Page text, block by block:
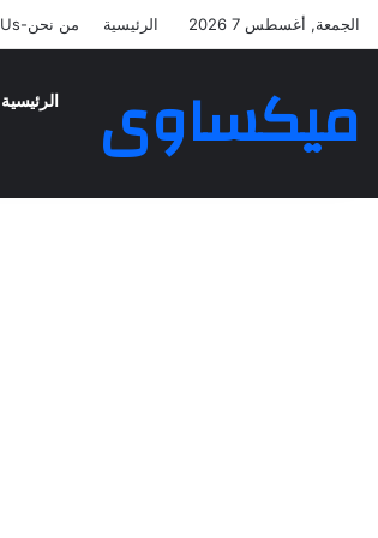
الجمعة, أغسطس 7 2026 الرئيسية من نحن-About Us
ميكساوى الرئيسية